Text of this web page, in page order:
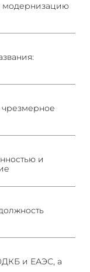
модернизацию
чрезмерное
и
и ЕАЭС, а